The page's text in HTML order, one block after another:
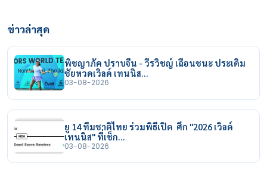
ข่าวล่าสุด
พิชญาภัค ปราบจีน - วีรวิชญ์ เฉือนชนะ ประเดิม
ชัยหวดเวิลด์ เทนนิส…
03-08-2026
ยู 14 ทีมชาติไทย ร่วมพิธีเปิด ศึก "2026 เวิลด์
เทนนิส" ที่เช็ก…
03-08-2026